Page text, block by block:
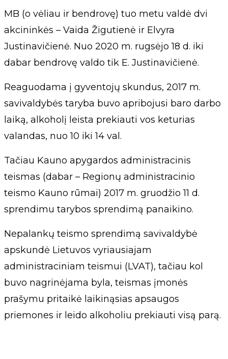
MB (o vėliau ir bendrovę) tuo metu valdė dvi
akcininkės – Vaida Žigutienė ir Elvyra
Justinavičienė. Nuo 2020 m. rugsėjo 18 d. iki
dabar bendrovę valdo tik E. Justinavičienė.
Reaguodama į gyventojų skundus, 2017 m.
savivaldybės taryba buvo apribojusi baro darbo
laiką, alkoholį leista prekiauti vos keturias
valandas, nuo 10 iki 14 val.
Tačiau Kauno apygardos administracinis
teismas (dabar – Regionų administracinio
teismo Kauno rūmai) 2017 m. gruodžio 11 d.
sprendimu tarybos sprendimą panaikino.
Nepalankų teismo sprendimą savivaldybė
apskundė Lietuvos vyriausiajam
administraciniam teismui (LVAT), tačiau kol
buvo nagrinėjama byla, teismas įmonės
prašymu pritaikė laikinąsias apsaugos
priemones ir leido alkoholiu prekiauti visą parą.